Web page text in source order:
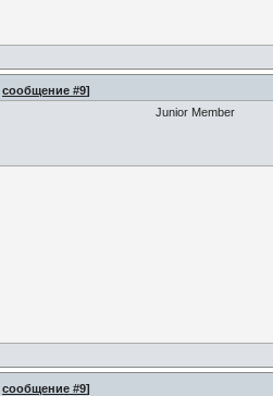
сообщение #9]
Junior Member
сообщение #9]